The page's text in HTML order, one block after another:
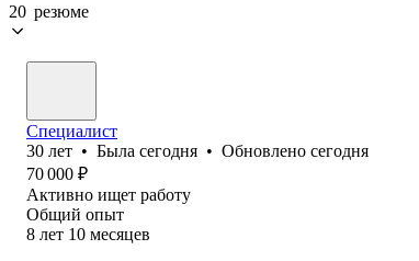
20 резюме
Специалист
30 лет • Была сегодня • Обновлено сегодня
70 000 ₽
Активно ищет работу
Общий опыт
8 лет 10 месяцев